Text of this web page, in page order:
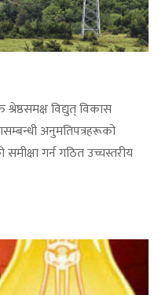
श्रेष्ठसमक्ष विद्युत् विकास
अनुमतिपत्रहरूको
समीक्षा गर्न गठित उच्चस्तरीय